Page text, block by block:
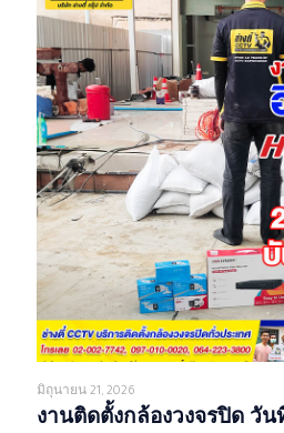
มิถุนายน 21, 2026
งานติดตั้งกล้องวงจรปิด วัน